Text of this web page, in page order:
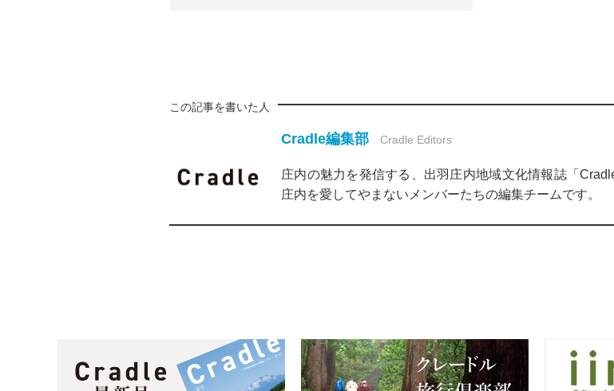
この記事を書いた人
Cradle編集部 Cradle Editors
庄内の魅力を発信する、出羽庄内地域文化情報誌「
庄内を愛してやまないメンバーたちの編集チームです。